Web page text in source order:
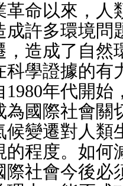
革命以來，人
成許多環境問
，造成了自然
科學證據的有
1980年代開
為國際社會關
候變遷對人類
的程度。如何
際社會今後必